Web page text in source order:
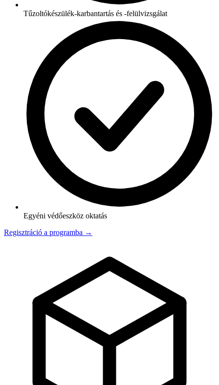
Tűzoltókészülék-karbantartás és -felülvizsgálat
Egyéni védőeszköz oktatás
Regisztráció a programba →